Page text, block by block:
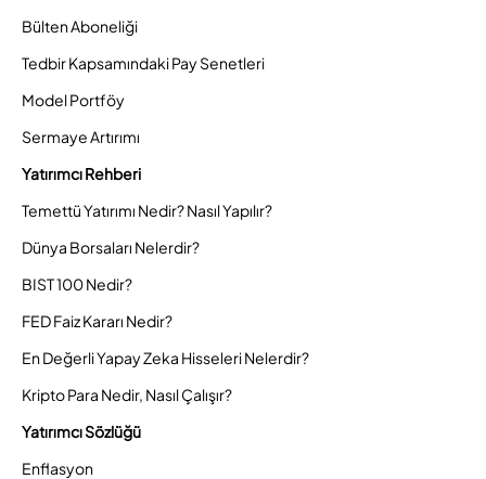
Bülten Aboneliği
Tedbir Kapsamındaki Pay Senetleri
Model Portföy
Sermaye Artırımı
Yatırımcı Rehberi
Temettü Yatırımı Nedir? Nasıl Yapılır?
Dünya Borsaları Nelerdir?
BIST 100 Nedir?
FED Faiz Kararı Nedir?
En Değerli Yapay Zeka Hisseleri Nelerdir?
Kripto Para Nedir, Nasıl Çalışır?
Yatırımcı Sözlüğü
Enflasyon